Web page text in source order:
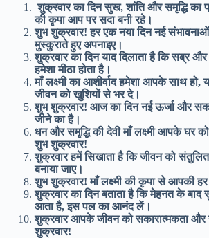
शुक्रवार का दिन सुख, शांति और समृद्धि का
की कृपा आप पर सदा बनी रहे।
शुभ शुक्रवार! हर एक नया दिन नई
मुस्कुराते हुए अपनाइए।
शुक्रवार का दिन याद दिलाता है कि सब्र
हमेशा मीठा होता है।
माँ लक्ष्मी का आशीर्वाद हमेशा आपके साथ
जीवन को खुशियों से भर दे।
शुभ शुक्रवार! आज का दिन नई ऊर्जा और
जीने का है।
धन और समृद्धि की देवी माँ लक्ष्मी आपके घर
शुभ शुक्रवार!
शुक्रवार हमें सिखाता है कि जीवन को
बनाया जाए।
शुभ शुक्रवार! माँ लक्ष्मी की कृपा से आपकी हर
शुक्रवार का दिन बताता है कि मेहनत के
आता है, इस पल का आनंद लें।
शुक्रवार आपके जीवन को सकारात्मकता
शुक्रवार!